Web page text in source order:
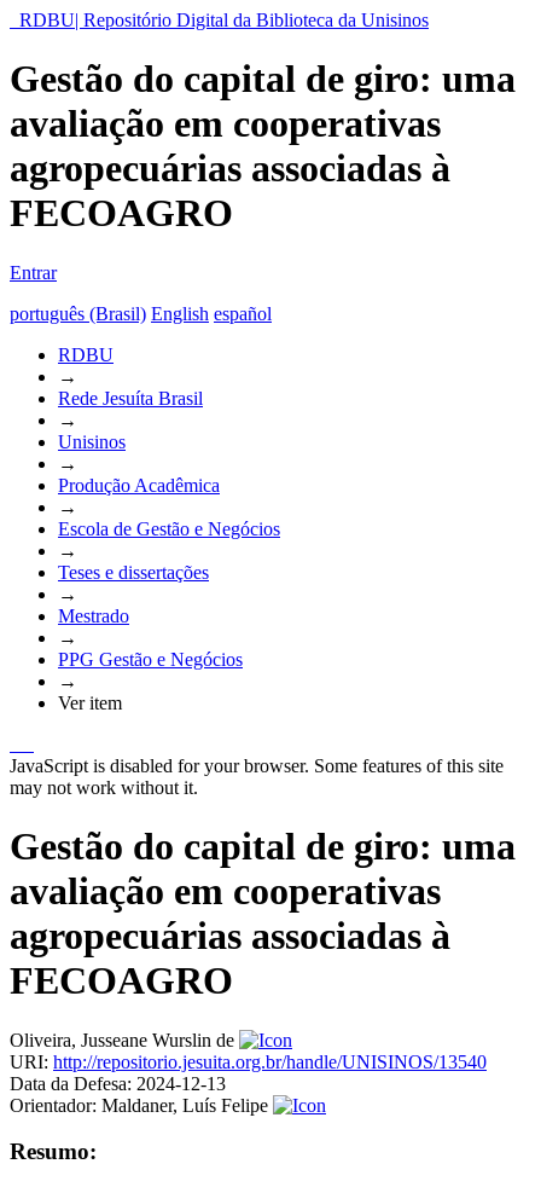
RDBU| Repositório Digital da Biblioteca da Unisinos
Gestão do capital de giro: uma
avaliação em cooperativas
agropecuárias associadas à
FECOAGRO
Entrar
português (Brasil) English español
RDBU
→
Rede Jesuíta Brasil
→
Unisinos
→
Produção Acadêmica
→
Escola de Gestão e Negócios
→
Teses e dissertações
→
Mestrado
→
PPG Gestão e Negócios
→
Ver item
JavaScript is disabled for your browser. Some features of this site
may not work without it.
Gestão do capital de giro: uma
avaliação em cooperativas
agropecuárias associadas à
FECOAGRO
Oliveira, Jusseane Wurslin de
URI: http://repositorio.jesuita.org.br/handle/UNISINOS/13540
Data da Defesa: 2024-12-13
Orientador: Maldaner, Luís Felipe
Resumo: